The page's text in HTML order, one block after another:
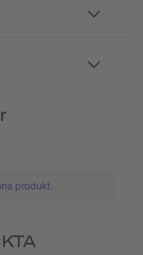
produkt.